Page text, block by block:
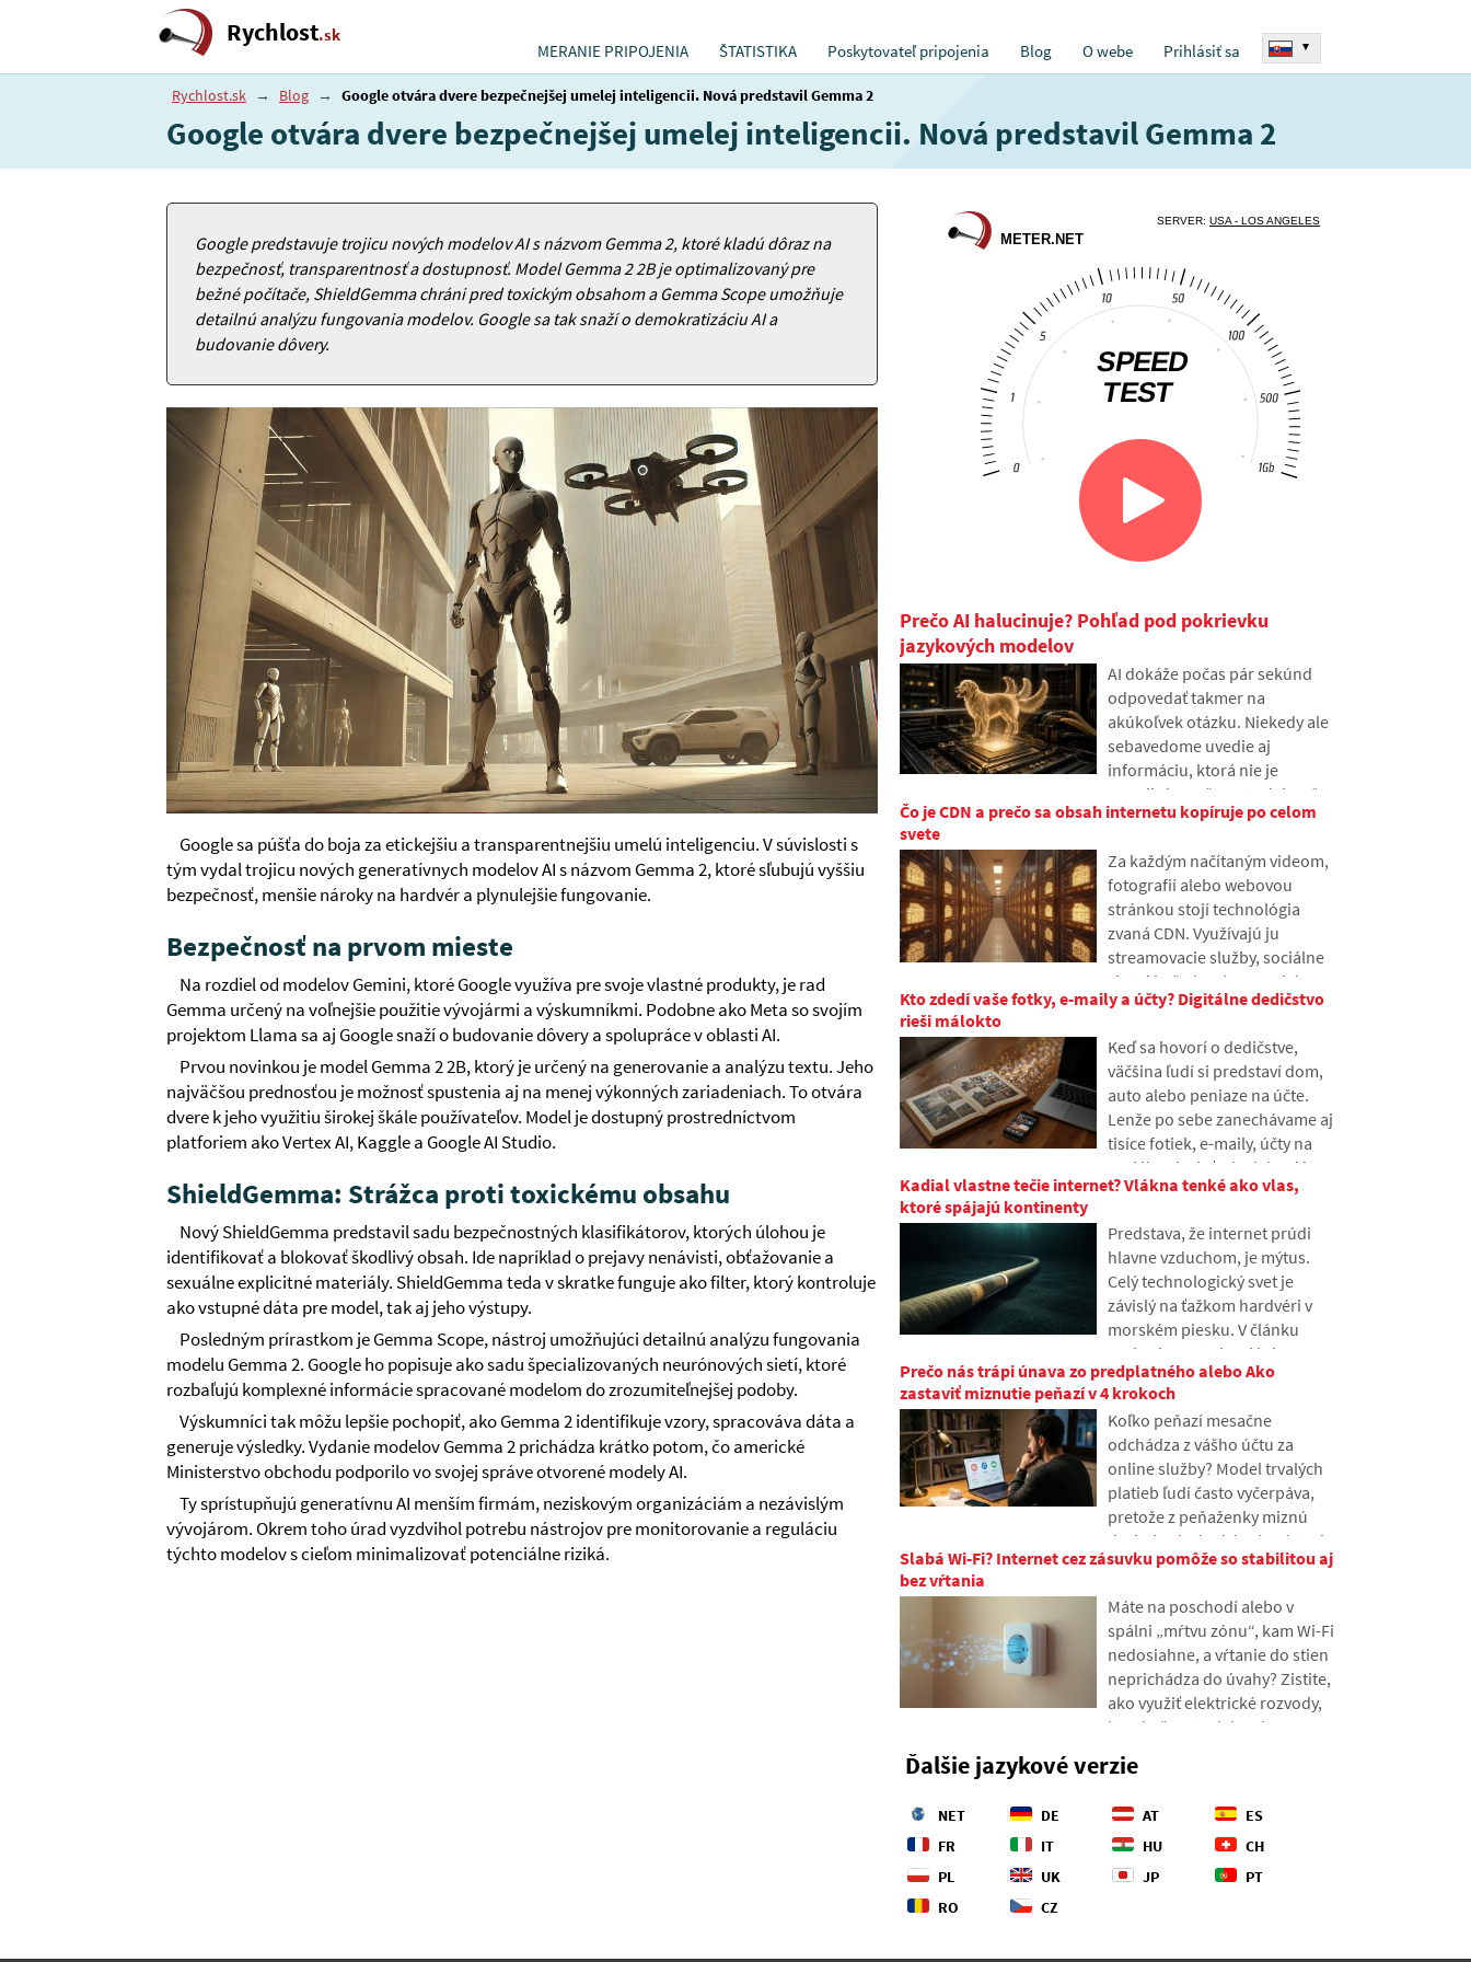
Rychlost.sk
MERANIE PRIPOJENIA ŠTATISTIKA Poskytovateľ pripojenia Blog O webe Prihlásiť sa ▾
Rychlost.sk → Blog → Google otvára dvere bezpečnejšej umelej inteligencii. Nová predstavil Gemma 2
Google otvára dvere bezpečnejšej umelej inteligencii. Nová predstavil Gemma 2
Google predstavuje trojicu nových modelov AI s názvom Gemma 2, ktoré kladú dôraz na
bezpečnosť, transparentnosť a dostupnosť. Model Gemma 2 2B je optimalizovaný pre
bežné počítače, ShieldGemma chráni pred toxickým obsahom a Gemma Scope umožňuje
detailnú analýzu fungovania modelov. Google sa tak snaží o demokratizáciu AI a
budovanie dôvery.
Google sa púšťa do boja za etickejšiu a transparentnejšiu umelú inteligenciu. V súvislosti s
tým vydal trojicu nových generatívnych modelov AI s názvom Gemma 2, ktoré sľubujú vyššiu
bezpečnosť, menšie nároky na hardvér a plynulejšie fungovanie.
Bezpečnosť na prvom mieste
Na rozdiel od modelov Gemini, ktoré Google využíva pre svoje vlastné produkty, je rad
Gemma určený na voľnejšie použitie vývojármi a výskumníkmi. Podobne ako Meta so svojím
projektom Llama sa aj Google snaží o budovanie dôvery a spolupráce v oblasti AI.
Prvou novinkou je model Gemma 2 2B, ktorý je určený na generovanie a analýzu textu. Jeho
najväčšou prednosťou je možnosť spustenia aj na menej výkonných zariadeniach. To otvára
dvere k jeho využitiu širokej škále používateľov. Model je dostupný prostredníctvom
platforiem ako Vertex AI, Kaggle a Google AI Studio.
ShieldGemma: Strážca proti toxickému obsahu
Nový ShieldGemma predstavil sadu bezpečnostných klasifikátorov, ktorých úlohou je
identifikovať a blokovať škodlivý obsah. Ide napríklad o prejavy nenávisti, obťažovanie a
sexuálne explicitné materiály. ShieldGemma teda v skratke funguje ako filter, ktorý kontroluje
ako vstupné dáta pre model, tak aj jeho výstupy.
Posledným prírastkom je Gemma Scope, nástroj umožňujúci detailnú analýzu fungovania
modelu Gemma 2. Google ho popisuje ako sadu špecializovaných neurónových sietí, ktoré
rozbaľujú komplexné informácie spracované modelom do zrozumiteľnejšej podoby.
Výskumníci tak môžu lepšie pochopiť, ako Gemma 2 identifikuje vzory, spracováva dáta a
generuje výsledky. Vydanie modelov Gemma 2 prichádza krátko potom, čo americké
Ministerstvo obchodu podporilo vo svojej správe otvorené modely AI.
Ty sprístupňujú generatívnu AI menším firmám, neziskovým organizáciám a nezávislým
vývojárom. Okrem toho úrad vyzdvihol potrebu nástrojov pre monitorovanie a reguláciu
týchto modelov s cieľom minimalizovať potenciálne riziká.
Prečo AI halucinuje? Pohľad pod pokrievku
jazykových modelov
AI dokáže počas pár sekúnd
odpovedať takmer na
akúkoľvek otázku. Niekedy ale
sebavedome uvedie aj
informáciu, ktorá nie je
pravdivá. Prečo sa to deje a čo
sú takzvané AI halucinácie? V
jazykové modely fungujú,
prečo niekedy vytvárajú
nepravdivé odpovede a ako sa
vývojári snažia tento problém
postupne obmedziť.
Čo je CDN a prečo sa obsah internetu kopíruje po celom
svete
Za každým načítaným videom,
fotografií alebo webovou
stránkou stojí technológia
zvaná CDN. Využívajú ju
streamovacie služby, sociálne
siete i bežné weby, napriek
tomu o nej mnoho ľudí nikdy
vysvetlíme, čo táto skratka
znamená, ako funguje, prečo
sa obsah internetu ukladá na
rôznych miestach sveta a prečo
sa bez nej dnešný internet len
Kto zdedí vaše fotky, e-maily a účty? Digitálne dedičstvo
rieši málokto
Keď sa hovorí o dedičstve,
väčšina ľudí si predstaví dom,
auto alebo peniaze na účte.
Lenže po sebe zanechávame aj
tisíce fotiek, e-maily, účty na
sociálnych sieťach alebo dáta
uložené v cloude. Čo sa s nimi
prístup? V článku sa pozrieme
na to, ako funguje digitálne
dedičstvo, prečo môžu mať
pozostalí s dátami problémy a
ako si v online stope urobiť
Kadial vlastne tečie internet? Vlákna tenké ako vlas,
ktoré spájajú kontinenty
Predstava, že internet prúdi
hlavne vzduchom, je mýtus.
Celý technologický svet je
závislý na ťažkom hardvéri v
morském piesku. V článku
preberieme technológiu
podmorských káblov. Dozviete
sa, ako fungujú optické vlákna,
čo znamená ich pokládka z lodí
a ako sa z hlbín oceánov stalo
geopolitické bojisko.
Prečo nás trápi únava zo predplatného alebo Ako
zastaviť miznutie peňazí v 4 krokoch
Koľko peňazí mesačne
odchádza z vášho účtu za
online služby? Model trvalých
platieb ľudí často vyčerpáva,
pretože z peňaženky miznú
desiatky drobných súm, ktoré
sa postupne nazbierajú v
sa oprieme o čerstvé dáta z
roku 2026, ukážeme si
priepastný rozdiel medzi
našimi odhadmi a realitou a
ponúkneme štyri konkrétne
niečo viac pod kontrolou.
Slabá Wi-Fi? Internet cez zásuvku pomôže so stabilitou aj
bez vŕtania
Máte na poschodí alebo v
spálni „mŕtvu zónu“, kam Wi-Fi
nedosiahne, a vŕtanie do stien
neprichádza do úvahy? Zistite,
ako využiť elektrické rozvody,
ktoré už v stenách máte, na
sieti. V článku vám ukážeme,
powerline adaptér, prečo si
poradí so 4K streamovaním aj
hrami a na čo si dať pozor pri
Ďalšie jazykové verzie
NET DE AT
ES
FR
IT HU
CH
PL
UK JP
PT
RO
CZ